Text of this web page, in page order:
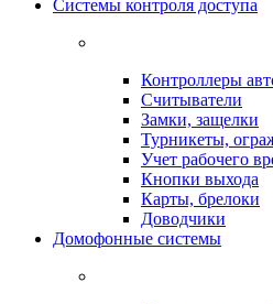
Системы контроля доступа
Контроллеры
Считыватели
Замки, защелки
Турникеты,
Учет рабочего
Кнопки выхода
Карты, брелоки
Доводчики
Домофонные системы